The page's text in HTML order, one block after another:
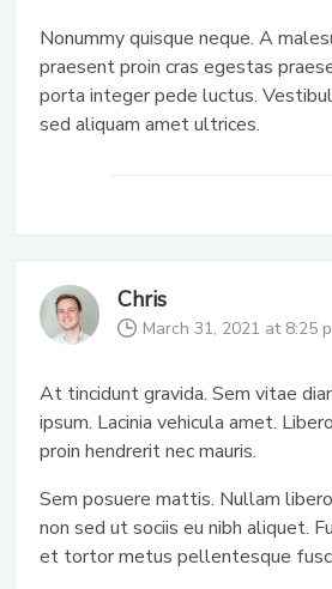
Nonummy quisque neque. A
praesent proin cras egestas
porta integer pede luctus.
sed aliquam amet ultrices.
Chris
March 31, 2021 at 8:25
At tincidunt gravida. Sem vitae
ipsum. Lacinia vehicula amet.
proin hendrerit nec mauris.
Sem posuere mattis. Nullam
non sed ut sociis eu nibh aliquet.
et tortor metus pellentesque